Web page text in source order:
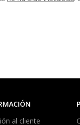
al cliente